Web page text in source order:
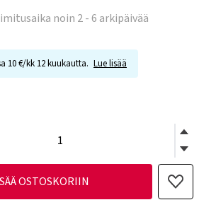
noin 2 - 6 arkipäivää
10 €/kk 12 kuukautta. Lue lisää
OSTOSKORIIN